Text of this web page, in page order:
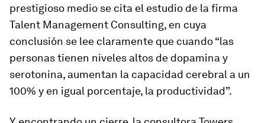
prestigioso medio se cita el estudio de la firma
Talent Management Consulting, en cuya
conclusión se lee claramente que cuando “las
personas tienen niveles altos de dopamina y
serotonina, aumentan la capacidad cerebral a un
100% y en igual porcentaje, la productividad”.